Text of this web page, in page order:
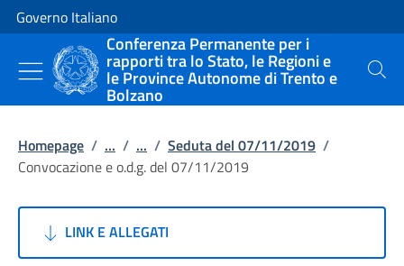
Vai al contenuto
Vai alla navigazione del sito
Governo Italiano
Conferenza Permanente per i
rapporti tra lo Stato, le Regioni e
le Province Autonome di Trento e
Bolzano
Cerca
Homepage / ... / ... / Seduta del 07/11/2019 /
Convocazione e o.d.g. del 07/11/2019
LINK E ALLEGATI